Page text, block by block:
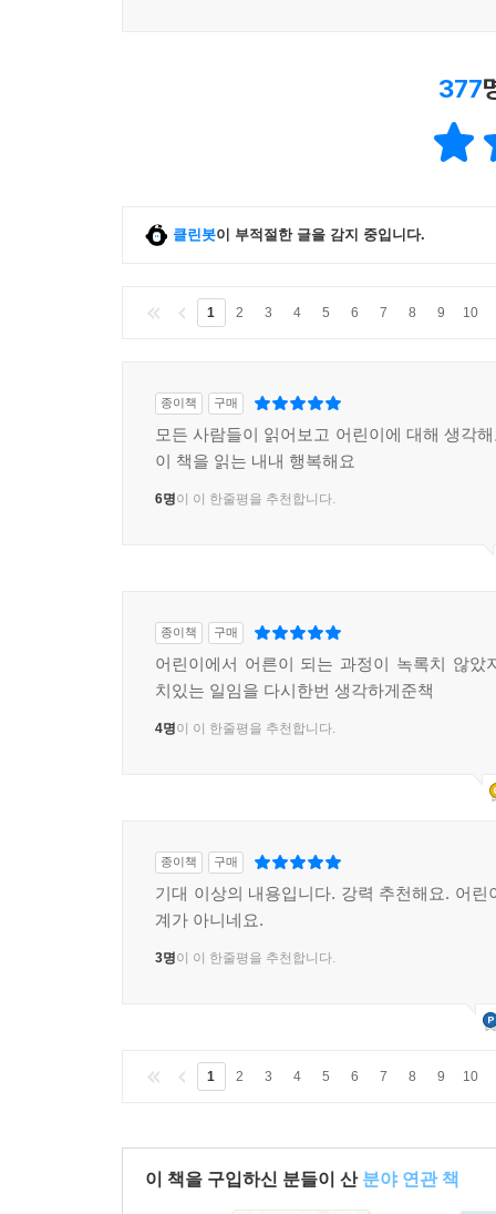
377
클린봇이 부적절한 글을 감지 중입니다.
1 2 3 4 5 6 7 8 9 10
종이책 구매
모든 사람들이 읽어보고 어린이에 대해 생각
이 책을 읽는 내내 행복해요
6명이 이 한줄평을 추천합니다.
종이책 구매
어린이에서 어른이 되는 과정이 녹록치 않았
치있는 일임을 다시한번 생각하게준책
4명이 이 한줄평을 추천합니다.
종이책 구매
기대 이상의 내용입니다. 강력 추천해요. 어린
계가 아니네요.
3명이 이 한줄평을 추천합니다.
1 2 3 4 5 6 7 8 9 10
이 책을 구입하신 분들이 산 분야 연관 책